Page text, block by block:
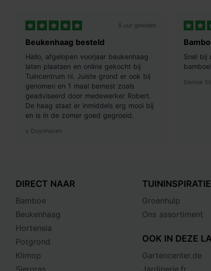
8 uur geleden
Beukenhaag besteld
Hallo, afgelopen voorjaar beukenhaag
laten plaatsen en online gekocht bij
Tuincentrum nl. Juiste grond er ook bij
genomen en 1 maal bemest zoals
geadviseerd door medewerker Robert.
De haag staat er inmiddels erg mooi bij
en is in de zomer goed gegroeid.
v Duynhoven
Snel bij
bamboe!
Denise
DIRECT NAAR
Bamboe
Beukenhaag
Hortensia
Potgrond
Klimop
Siergras
TUININSPIRATIE
Groenhulp
Ons assortiment
OOK IN DEZE
Gartencenter.de
Jardinerie.fr